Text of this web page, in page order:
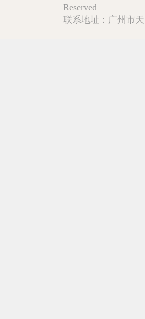
Reserved
联系地址：广州市